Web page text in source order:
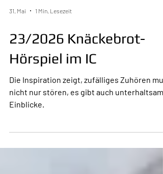
23/2026 Knäckebrot-
Hörspiel im IC
Die Inspiration zeigt, zufälliges Zuhören
nicht nur stören, es gibt auch unterhaltsame